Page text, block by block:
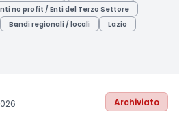
no profit / Enti del Terzo Settore
Bandi regionali / locali
Lazio
Archiviato